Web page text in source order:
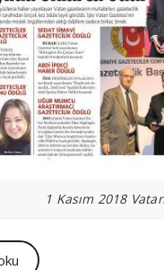
1 Kasım 2018